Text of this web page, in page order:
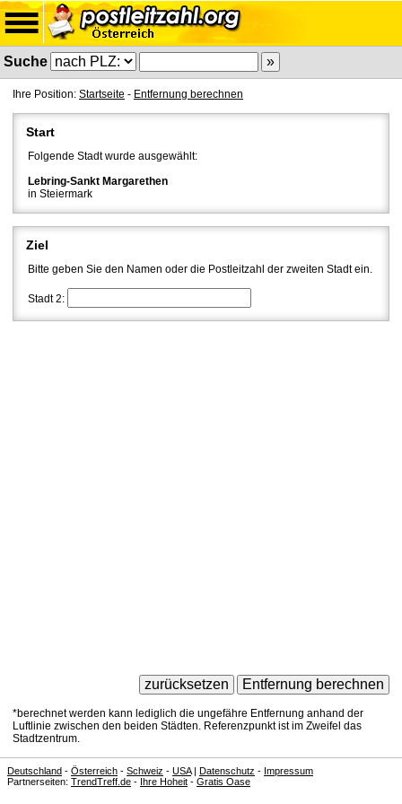
Suche
Ihre Position: Startseite - Entfernung berechnen
Start
Folgende Stadt wurde ausgewählt:
Lebring-Sankt Margarethen
in Steiermark
Ziel
Bitte geben Sie den Namen oder die Postleitzahl der zweiten Stadt ein.
Stadt 2:
*berechnet werden kann lediglich die ungefähre Entfernung anhand der
Luftlinie zwischen den beiden Städten. Referenzpunkt ist im Zweifel das
Stadtzentrum.
Deutschland - Österreich - Schweiz - USA| Datenschutz - Impressum
Partnerseiten: TrendTreff.de - Ihre Hoheit - Gratis Oase